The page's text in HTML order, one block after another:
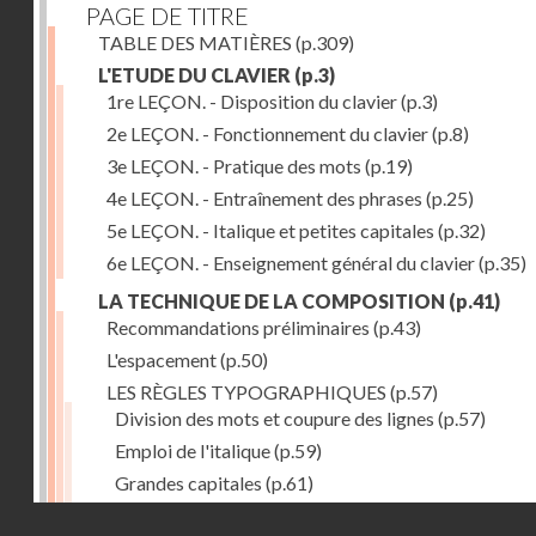
PAGE DE TITRE
TABLE DES MATIÈRES (p.309)
L'ETUDE DU CLAVIER (p.3)
1re LEÇON. - Disposition du clavier(p.3)
2e LEÇON. - Fonctionnement du clavier(p.8)
3e LEÇON. - Pratique des mots (p.19)
4e LEÇON. - Entraînement des phrases (p.25)
5e LEÇON. - Italique et petites capitales (p.32)
6e LEÇON. - Enseignement général du clavier(p.35)
LA TECHNIQUE DE LA COMPOSITION (p.41)
Recommandations préliminaires (p.43)
L'espacement(p.50)
LES RÈGLES TYPOGRAPHIQUES (p.57)
Division des mots et coupure des lignes (p.57)
Emploi de l'italique(p.59)
Grandes capitales (p.61)